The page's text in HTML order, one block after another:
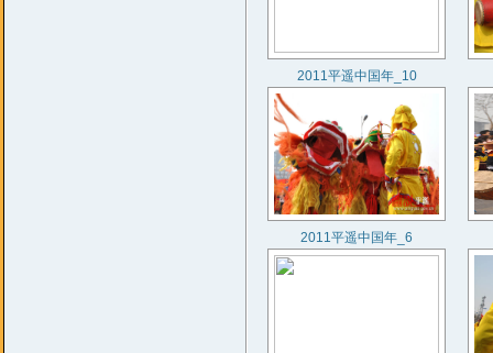
2011平遥中国年_10
2011平遥中国年_6